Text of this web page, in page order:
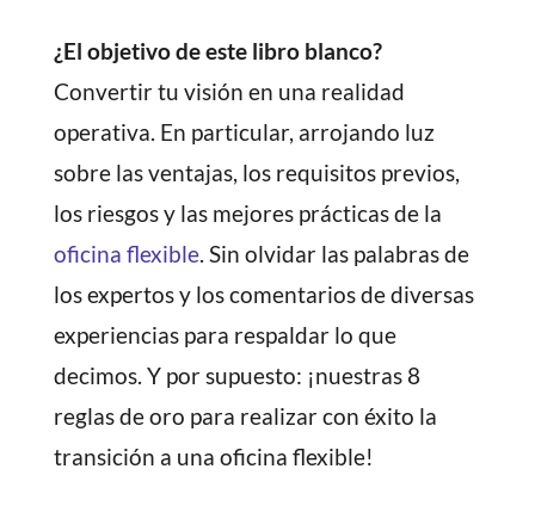
¿El objetivo de este libro blanco?
Convertir tu visión en una realidad
operativa. En particular, arrojando luz
sobre las ventajas, los requisitos previos,
los riesgos y las mejores prácticas de la
oficina flexible. Sin olvidar las palabras de
los expertos y los comentarios de diversas
experiencias para respaldar lo que
decimos. Y por supuesto: ¡nuestras 8
reglas de oro para realizar con éxito la
transición a una oficina flexible!